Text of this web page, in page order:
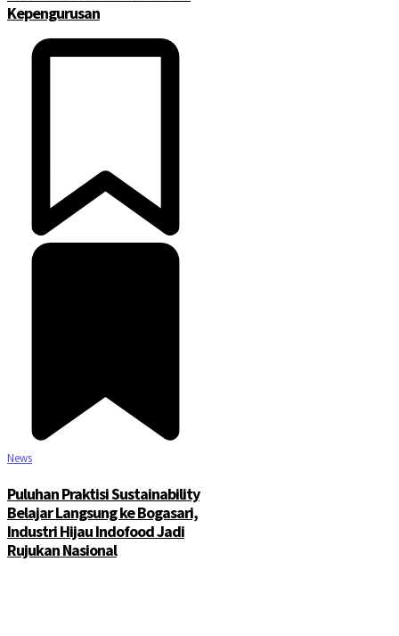
Kepengurusan
News
Puluhan Praktisi Sustainability
Belajar Langsung ke Bogasari,
Industri Hijau Indofood Jadi
Rujukan Nasional